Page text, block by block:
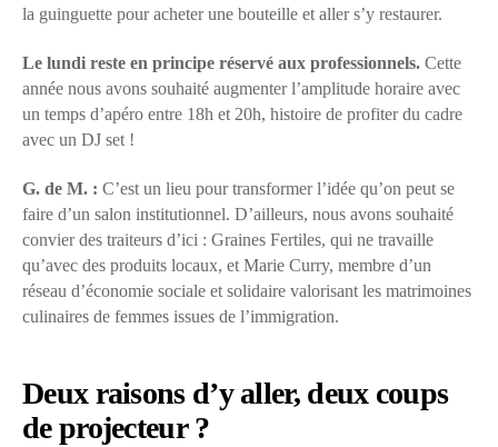
la guinguette pour acheter une bouteille et aller s’y restaurer.
Le lundi reste en principe réservé aux professionnels. Cette
année nous avons souhaité augmenter l’amplitude horaire avec
un temps d’apéro entre 18h et 20h, histoire de profiter du cadre
avec un DJ set !
G. de M. : C’est un lieu pour transformer l’idée qu’on peut se
faire d’un salon institutionnel. D’ailleurs, nous avons souhaité
convier des traiteurs d’ici : Graines Fertiles, qui ne travaille
qu’avec des produits locaux, et Marie Curry, membre d’un
réseau d’économie sociale et solidaire valorisant les matrimoines
culinaires de femmes issues de l’immigration.
Deux raisons d’y aller, deux coups
de projecteur ?